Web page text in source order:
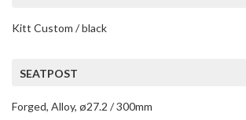
Kitt Custom / black
SEATPOST
Forged, Alloy, ø27.2 / 300mm